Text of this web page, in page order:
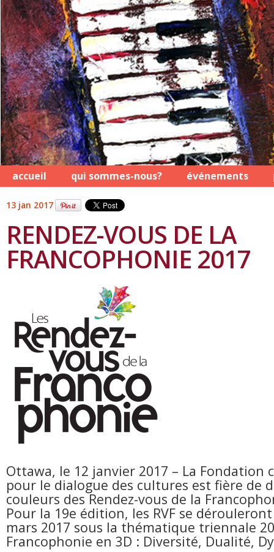
accueil qui sommes-nous? événements
13 jan 2017
RENDEZ-VOUS DE LA
FRANCOPHONIE 2017
Ottawa, le 12 janvier 2017 – La Fondation
pour le dialogue des cultures est fière de
couleurs des Rendez-vous de la
Pour la 19e édition, les RVF se
mars 2017 sous la thématique triennale
Francophonie en 3D : Diversité, Dualité,